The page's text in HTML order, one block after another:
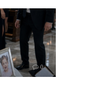
0